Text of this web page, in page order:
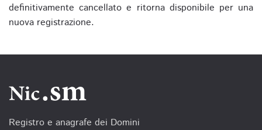
definitivamente cancellato e ritorna disponibile per una
nuova registrazione.
Registro e anagrafe dei Domini